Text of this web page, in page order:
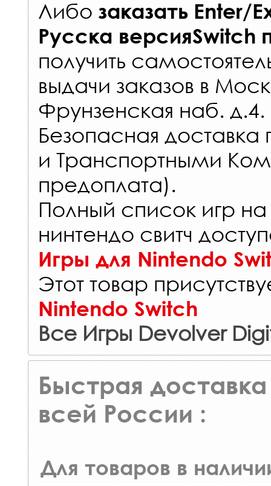
Либо заказать Enter/
Русска версияSwitch
получить
выдачи заказов в
Фрунзенская наб. д.4.
Безопасная
и Транспортными
предоплата).
Полный список игр
нинтендо свитч
Игры для Nintendo
Этот товар
Nintendo Switch
Все Игры Devolver
Быстрая доставка
всей России :
Для товаров в